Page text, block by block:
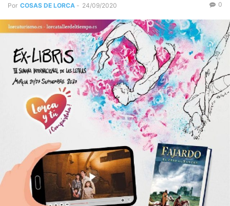
Por COSAS DE LORCA - 24/09/2020 0